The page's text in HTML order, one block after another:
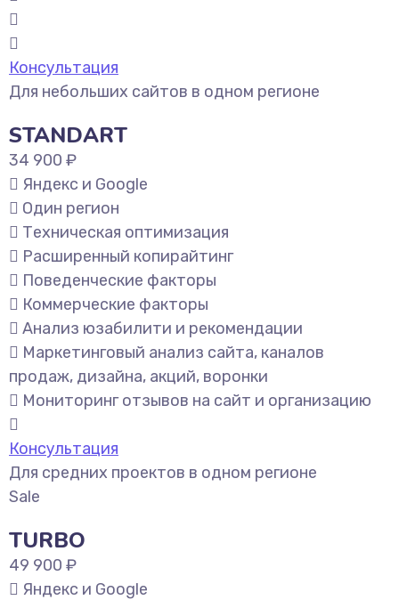
Консультация
Для небольших сайтов в одном регионе
STANDART
34 900 ₽
Яндекс и Google
Один регион
Техническая оптимизация
Расширенный копирайтинг
Поведенческие факторы
Коммерческие факторы
Анализ юзабилити и рекомендации
Маркетинговый анализ сайта, каналов
продаж, дизайна, акций, воронки
Мониторинг отзывов на сайт и организацию
Консультация
Для средних проектов в одном регионе
Sale
TURBO
49 900 ₽
Яндекс и Google